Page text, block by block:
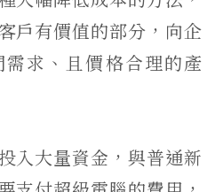
戶有價值的部分，向企
求、且價格合理的產
入大量資金，與普通新